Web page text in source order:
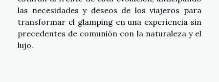
las necesidades y deseos de los viajeros para
transformar el glamping en una experiencia sin
precedentes de comunión con la naturaleza y el
lujo.